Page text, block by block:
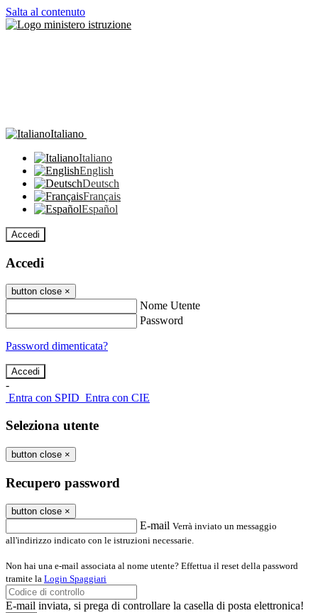
Salta al contenuto
Italiano
Italiano
English
Deutsch
Français
Español
Accedi
Accedi
button close ×
Nome Utente
Password
Password dimenticata?
-
Entra con SPID Entra con CIE
Seleziona utente
button close ×
Recupero password
button close ×
E-mail Verrà inviato un messaggio
all'indirizzo indicato con le istruzioni necessarie.
Non hai una e-mail associata al nome utente? Effettua il reset della password
tramite la Login Spaggiari
E-mail inviata, si prega di controllare la casella di posta elettronica!